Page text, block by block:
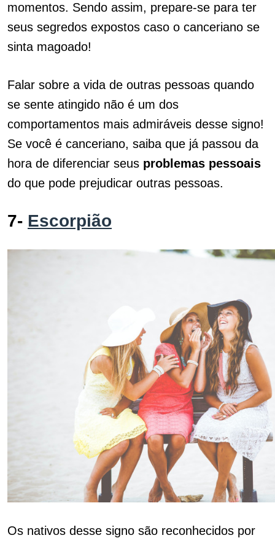
momentos. Sendo assim, prepare-se para ter
seus segredos expostos caso o canceriano se
sinta magoado!
Falar sobre a vida de outras pessoas quando
se sente atingido não é um dos
comportamentos mais admiráveis desse signo!
Se você é canceriano, saiba que já passou da
hora de diferenciar seus problemas pessoais
do que pode prejudicar outras pessoas.
7- Escorpião
Os nativos desse signo são reconhecidos por